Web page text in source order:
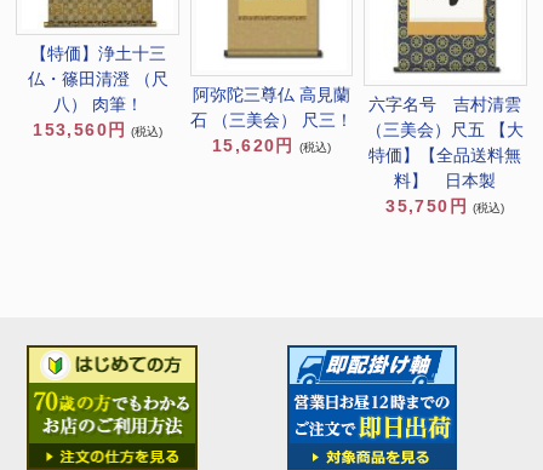
【特価】浄土十三
仏・篠田清澄 （尺
八） 肉筆！
153,560円
(税込)
阿弥陀三尊仏 高見蘭
石 （三美会） 尺三！
15,620円
(税込)
六字名号 吉村清雲
（三美会）尺五 【大
特価】【全品送料無
料】 日本製
35,750円
(税込)